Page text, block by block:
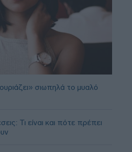
σιωπηλά το μυαλό
Τι είναι και πότε πρέπει